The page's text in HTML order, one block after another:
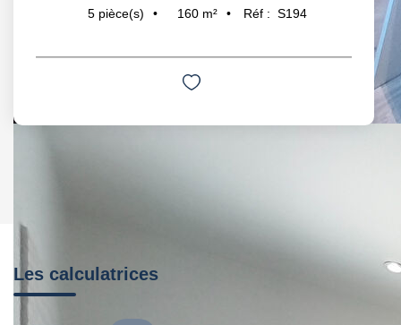
5 pièce(s) 160 m² Réf : S194
Les calculatrices